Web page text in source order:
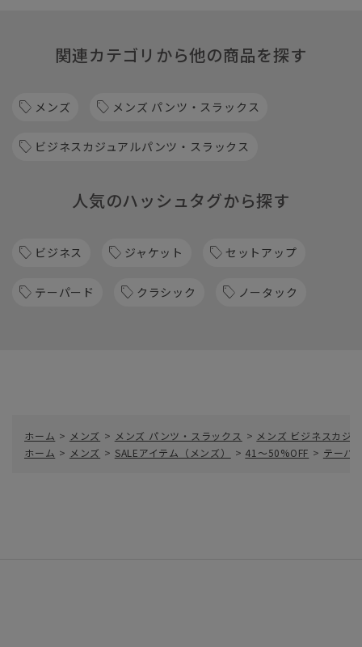
関連カテゴリから他の商品を探す
メンズ メンズ パンツ・スラックス
ビジネスカジュアルパンツ・スラックス
人気のハッシュタグから探す
ビジネス ジャケット セットアップ
テーパード クラシック ノータック
ホーム > メンズ > メンズ パンツ・スラックス > メンズ ビジネスカジ
ホーム > メンズ > SALEアイテム（メンズ） > 41～50%OFF > テーパ